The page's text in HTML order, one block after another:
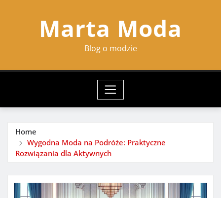
Marta Moda
Blog o modzie
Home
Wygodna Moda na Podróże: Praktyczne
Rozwiązania dla Aktywnych